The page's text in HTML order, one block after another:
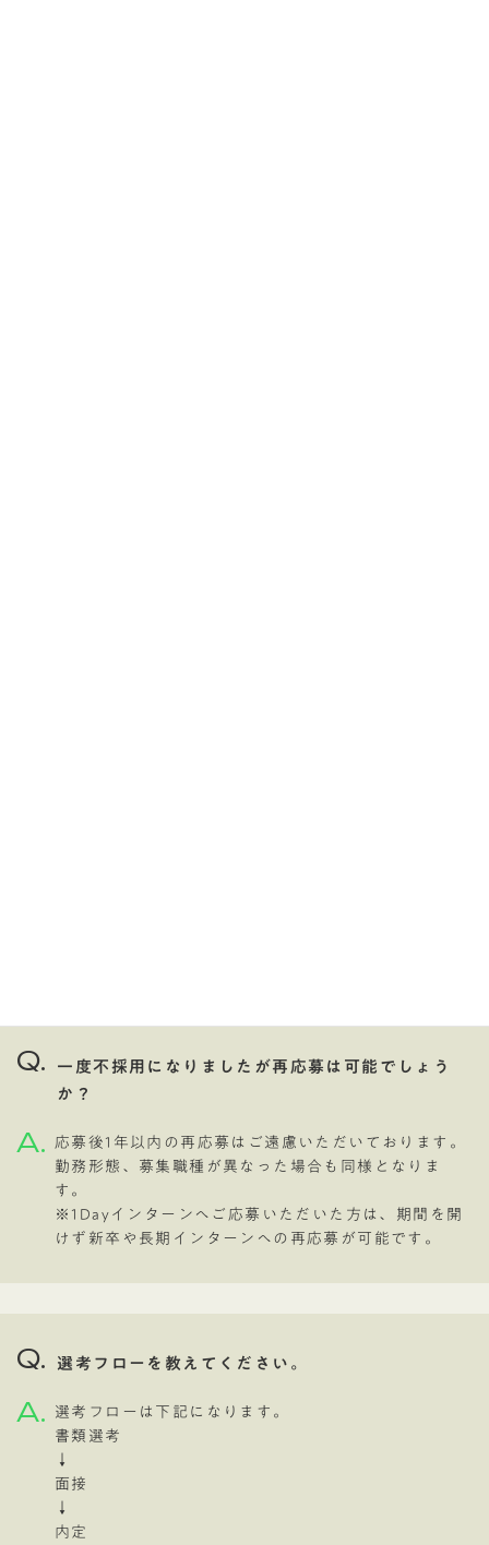
Q.
一度不採用になりましたが再応募は可能でしょう
か？
A.
応募後1年以内の再応募はご遠慮いただいております。
勤務形態、募集職種が異なった場合も同様となりま
す。
※1Dayインターンへご応募いただいた方は、期間を開
けず新卒や長期インターンへの再応募が可能です。
Q. 選考フローを教えてください。
A.
選考フローは下記になります。
書類選考
↓
面接
↓
内定